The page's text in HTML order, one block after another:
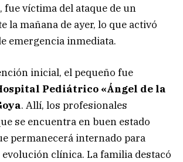
fue víctima del ataque de un
la mañana de ayer, lo que activó
emergencia inmediata.
inicial, el pequeño fue
Pediátrico «Ángel de la
. Allí, los profesionales
se encuentra en buen estado
permanecerá internado para
clínica. La familia destacó